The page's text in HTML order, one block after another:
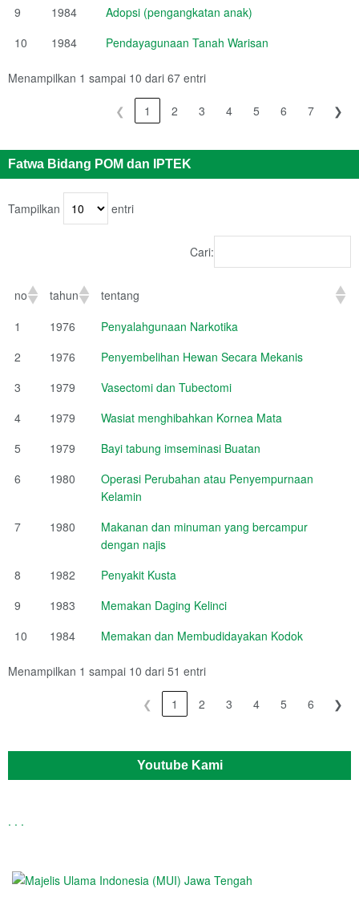
9
1984
Adopsi (pengangkatan anak)
10
1984 Pendayagunaan Tanah Warisan
Menampilkan 1 sampai 10 dari 67 entri
❮ 1 2 3 4 5 6 7 ❯
Fatwa Bidang POM dan IPTEK
Tampilkan entri
Cari:
no tahun
tentang
1
1976
Penyalahgunaan Narkotika
2
1976
Penyembelihan Hewan Secara Mekanis
3
1979
Vasectomi dan Tubectomi
4
1979
Wasiat menghibahkan Kornea Mata
5
1979
Bayi tabung imseminasi Buatan
6
1980
Operasi Perubahan atau Penyempurnaan
Kelamin
7
1980
Makanan dan minuman yang bercampur
dengan najis
8
1982
Penyakit Kusta
9
1983
Memakan Daging Kelinci
10
1984 Memakan dan Membudidayakan Kodok
Menampilkan 1 sampai 10 dari 51 entri
❮ 1 2 3 4 5 6 ❯
Youtube Kami
. . .